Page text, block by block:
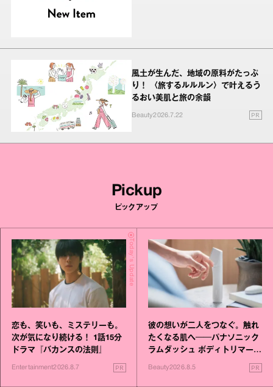
風土が生んだ、地域の原料がたっぷ
り！ 〈旅するルルルン〉で叶えるう
るおい美肌と旅の余韻
Beauty2026.7.22 PR
Pickup
ピックアップ
Today's Update
恋も、笑いも、ミステリーも。
次が気になり続ける！ 1話15分
ドラマ『バカンスの法則』
Entertainment2026.8.7 PR
彼の想いが二人をつなぐ。触れ
たくなる肌へ──パナソニック
ラムダッシュ ボディトリマーが
進化！
Beauty2026.8.5 PR